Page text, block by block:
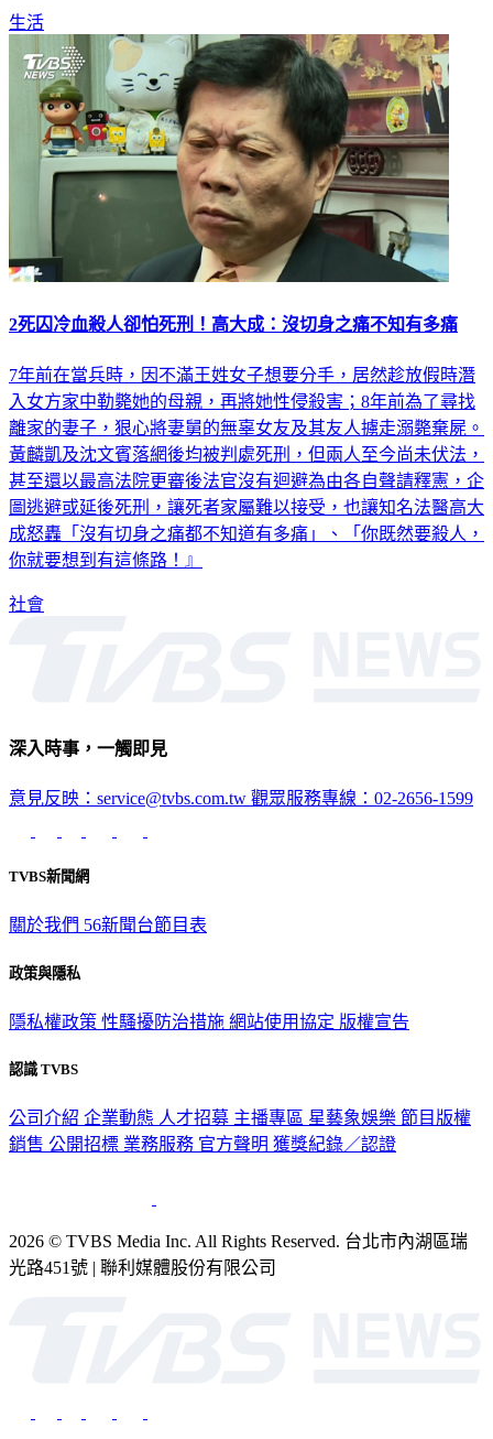
生活
2死囚冷血殺人卻怕死刑！高大成：沒切身之痛不知有多痛
7年前在當兵時，因不滿王姓女子想要分手，居然趁放假時潛
入女方家中勒斃她的母親，再將她性侵殺害；8年前為了尋找
離家的妻子，狠心將妻舅的無辜女友及其友人擄走溺斃棄屍。
黃麟凱及沈文賓落網後均被判處死刑，但兩人至今尚未伏法，
甚至還以最高法院更審後法官沒有迴避為由各自聲請釋憲，企
圖逃避或延後死刑，讓死者家屬難以接受，也讓知名法醫高大
成怒轟「沒有切身之痛都不知道有多痛」、「你既然要殺人，
你就要想到有這條路！』
社會
深入時事，一觸即見
意見反映：service@tvbs.com.tw 觀眾服務專線：02-2656-1599
TVBS新聞網
關於我們 56新聞台節目表
政策與隱私
隱私權政策 性騷擾防治措施 網站使用協定 版權宣告
認識 TVBS
公司介紹 企業動態 人才招募 主播專區 星藝象娛樂 節目版權
銷售 公開招標 業務服務 官方聲明 獲獎紀錄／認證
2026 © TVBS Media Inc. All Rights Reserved. 台北市內湖區瑞
光路451號 | 聯利媒體股份有限公司